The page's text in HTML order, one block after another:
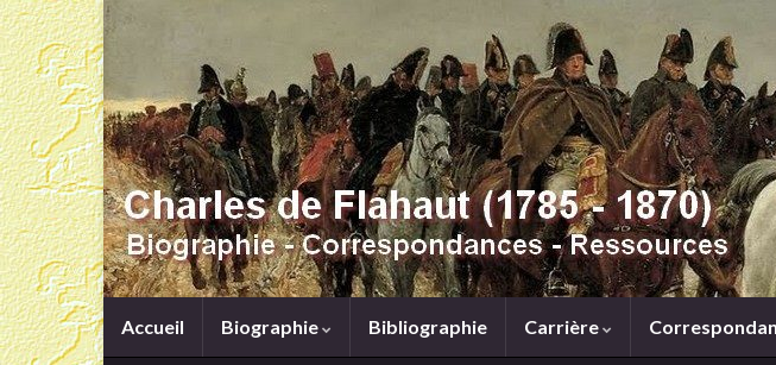
Accueil Biographie Bibliographie Carrière